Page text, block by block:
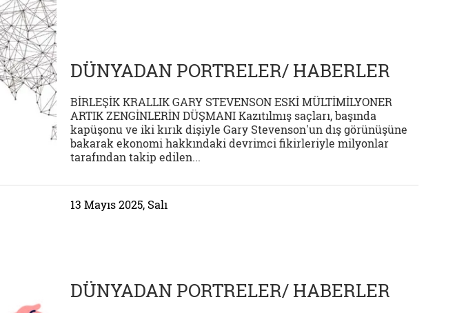
DÜNYADAN PORTRELER/ HABERLER
BİRLEŞİK KRALLIK GARY STEVENSON ESKİ MÜLTİMİLYONER
ARTIK ZENGİNLERİN DÜŞMANI Kazıtılmış saçları, başında
kapüşonu ve iki kırık dişiyle Gary Stevenson'un dış görünüşüne
bakarak ekonomi hakkındaki devrimci fikirleriyle milyonlar
tarafından takip edilen...
13 Mayıs 2025, Salı
DÜNYADAN PORTRELER/ HABERLER